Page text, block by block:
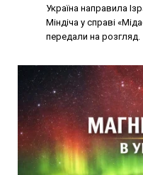
Україна направила
Міндіча у справі
передали на розгляд.